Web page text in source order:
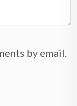
by email.